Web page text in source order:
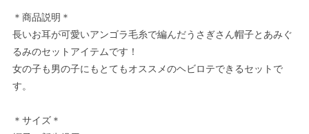
＊商品説明＊
長いお耳が可愛いアンゴラ毛糸で編んだうさぎさん帽子とあみぐ
るみのセットアイテムです！
女の子も男の子にもとてもオススメのヘビロテできるセットで
す。
＊サイズ＊